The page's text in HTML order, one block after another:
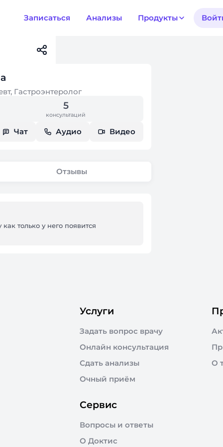
Записаться Анализы Продукты
Гастроэнтеролог
5
консультаций
Чат Аудио Видео
Отзывы
только у него появится
Услуги
Задать вопрос врачу
Онлайн консультация
Сдать анализы
Очный приём
О
Сервис
Вопросы и ответы
О Доктис